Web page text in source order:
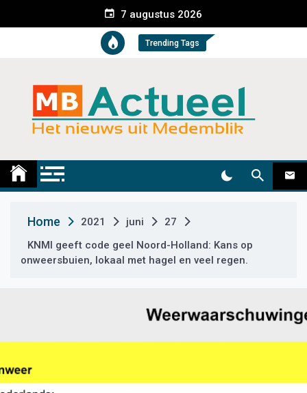
e
t
7 augustus 2026
Trending Tags
Medemblik Actueel
Home 2021 juni
27
KNMI geeft code geel Noord-Holland: Kans op
onweersbuien, lokaal met hagel en veel regen.